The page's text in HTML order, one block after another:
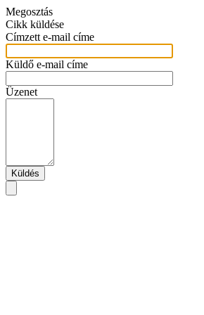
Megosztás
Cikk küldése
Címzett e-mail címe
Küldő e-mail címe
Üzenet